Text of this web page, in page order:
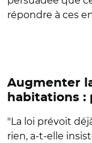
répondre à ces
Augmenter
habitations :
"La loi prévoit
rien, a-t-elle